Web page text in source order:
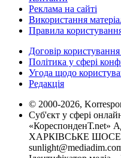
Реклама на сайті
Використання
Правила
Договір
Політика у сфері
Угода щодо
Редакція
© 2000-2026,
Суб'єкт у сфері
«КореспонденТ.net»
ХАРКІВСЬКЕ ШОСЕ,